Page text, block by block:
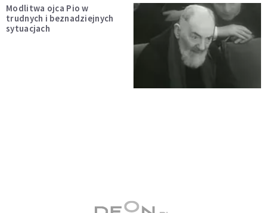
Modlitwa ojca Pio w
trudnych i beznadziejnych
sytuacjach